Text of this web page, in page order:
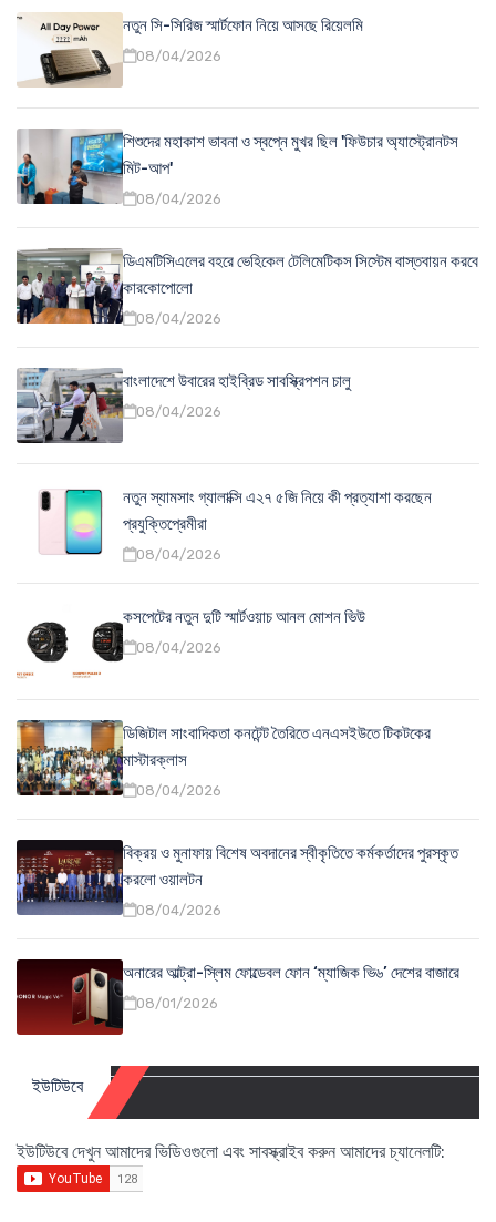
নতুন সি-সিরিজ স্মার্টফোন নিয়ে আসছে রিয়েলমি
08/04/2026
শিশুদের মহাকাশ ভাবনা ও স্বপ্নে মুখর ছিল 'ফিউচার অ্যাস্ট্রোনটস
মিট-আপ'
08/04/2026
ডিএমটিসিএলের বহরে ভেহিকেল টেলিমেটিকস সিস্টেম বাস্তবায়ন করবে
কারকোপোলো
08/04/2026
বাংলাদেশে উবারের হাইব্রিড সাবস্ক্রিপশন চালু
08/04/2026
নতুন স্যামসাং গ্যালাক্সি এ২৭ ৫জি নিয়ে কী প্রত্যাশা করছেন
প্রযুক্তিপ্রেমীরা
08/04/2026
কসপেটের নতুন দুটি স্মার্টওয়াচ আনল মোশন ভিউ
08/04/2026
ডিজিটাল সাংবাদিকতা কনটেন্ট তৈরিতে এনএসইউতে টিকটকের
মাস্টারক্লাস
08/04/2026
বিক্রয় ও মুনাফায় বিশেষ অবদানের স্বীকৃতিতে কর্মকর্তাদের পুরস্কৃত
করলো ওয়ালটন
08/04/2026
অনারের আল্ট্রা-স্লিম ফোল্ডেবল ফোন ‘ম্যাজিক ভি৬’ দেশের বাজারে
08/01/2026
ইউটিউবে
ইউটিউবে দেখুন আমাদের ভিডিওগুলো এবং সাবস্ক্রাইব করুন আমাদের চ্যানেলটি: